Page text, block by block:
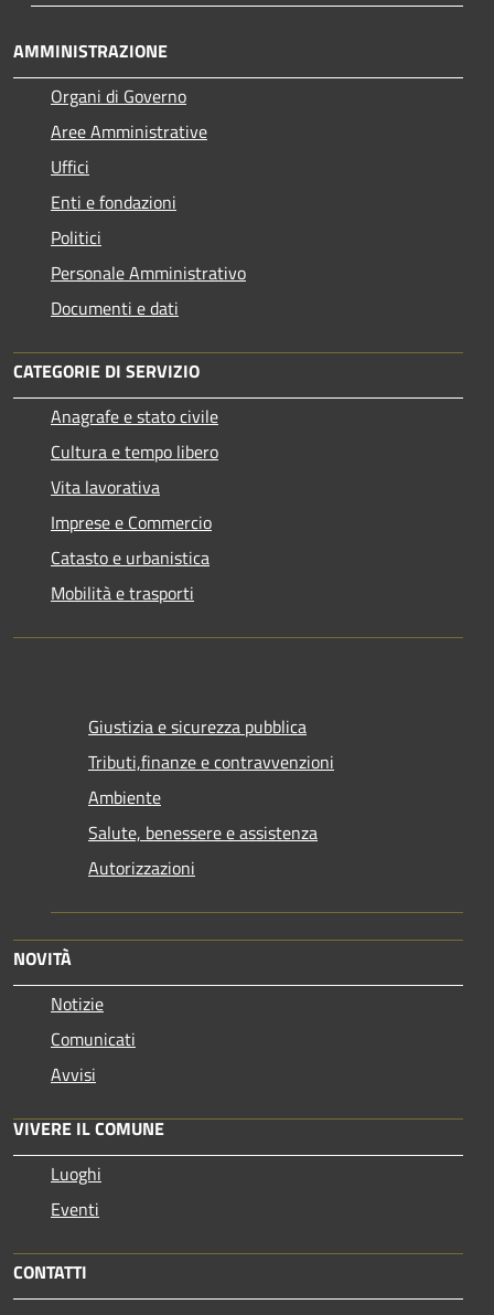
AMMINISTRAZIONE
Organi di Governo
Aree Amministrative
Uffici
Enti e fondazioni
Politici
Personale Amministrativo
Documenti e dati
CATEGORIE DI SERVIZIO
Anagrafe e stato civile
Cultura e tempo libero
Vita lavorativa
Imprese e Commercio
Catasto e urbanistica
Mobilità e trasporti
Giustizia e sicurezza pubblica
Tributi,finanze e contravvenzioni
Ambiente
Salute, benessere e assistenza
Autorizzazioni
NOVITÀ
Notizie
Comunicati
Avvisi
VIVERE IL COMUNE
Luoghi
Eventi
CONTATTI